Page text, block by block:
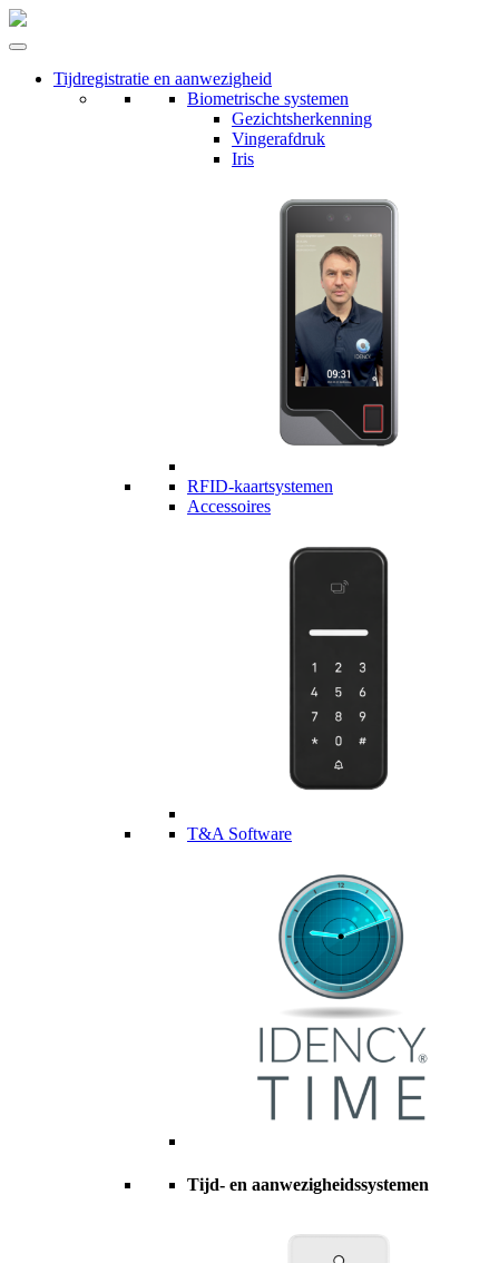
Tijdregistratie en aanwezigheid
Biometrische systemen
Gezichtsherkenning
Vingerafdruk
Iris
RFID-kaartsystemen
Accessoires
T&A Software
Tijd- en aanwezigheidssystemen